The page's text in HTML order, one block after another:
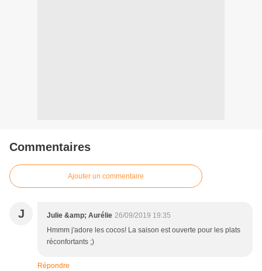
Commentaires
Ajouter un commentaire
J Julie &amp; Aurélie 26/09/2019 19:35
Hmmm j'adore les cocos! La saison est ouverte pour les plats
réconfortants ;)
Répondre